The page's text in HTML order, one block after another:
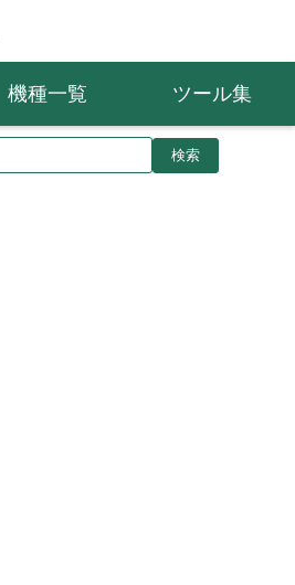
機種一覧 ツール集